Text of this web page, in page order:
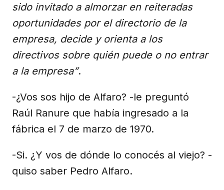
sido invitado a almorzar en reiteradas
oportunidades por el directorio de la
empresa, decide y orienta a los
directivos sobre quién puede o no entrar
a la empresa”.
-¿Vos sos hijo de Alfaro? -le preguntó
Raúl Ranure que había ingresado a la
fábrica el 7 de marzo de 1970.
-Si. ¿Y vos de dónde lo conocés al viejo? -
quiso saber Pedro Alfaro.